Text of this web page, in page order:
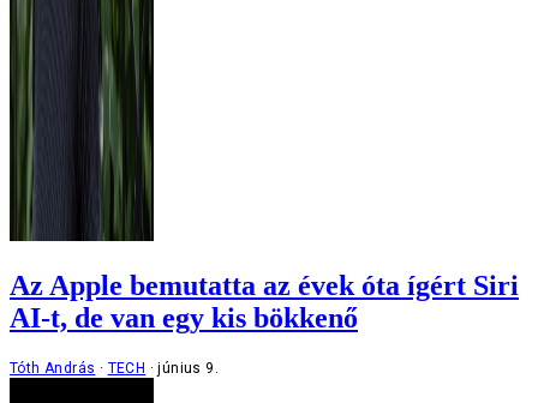
Az Apple bemutatta az évek óta ígért Siri
AI-t, de van egy kis bökkenő
Tóth András TECH június 9.